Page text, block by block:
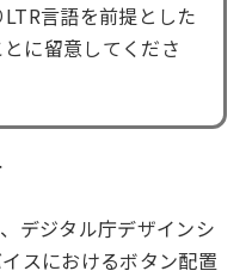
言語を前提とした
に留意してくださ
デジタル庁デザインシ
スにおけるボタン配置